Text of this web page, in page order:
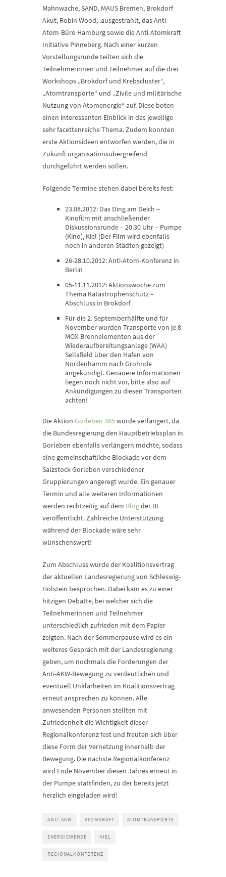
Mahnwache, SAND, MAUS Bremen, Brokdorf
Akut, Robin Wood, .ausgestrahlt, das Anti-
Atom-Büro Hamburg sowie die Anti-Atomkraft
Initiative Pinneberg. Nach einer kurzen
Vorstellungsrunde teilten sich die
Teilnehmerinnen und Teilnehmer auf die drei
Workshops „Brokdorf und Krebscluster“,
„Atomtransporte“ und „Zivile und militärische
Nutzung von Atomenergie“ auf. Diese boten
einen interessanten Einblick in das jeweilige
sehr facettenreiche Thema. Zudem konnten
erste Aktionsideen entworfen werden, die in
Zukunft organisationsübergreifend
durchgeführt werden sollen.
Folgende Termine stehen dabei bereits fest:
23.08.2012: Das Ding am Deich –
Kinofilm mit anschließender
Diskussionsrunde – 20:30 Uhr – Pumpe
(Kino), Kiel (Der Film wird ebenfalls
noch in anderen Städten gezeigt)
26-28.10.2012: Anti-Atom-Konferenz in
Berlin
05-11.11.2012: Aktionswoche zum
Thema Katastrophenschutz –
Abschluss in Brokdorf
Für die 2. Septemberhälfte und für
November wurden Transporte von je 8
MOX-Brennelementen aus der
Wiederaufbereitungsanlage (WAA)
Sellafield über den Hafen von
Nordenhamm nach Grohnde
angekündigt. Genauere Informationen
liegen noch nicht vor, bitte also auf
Ankündigungen zu diesen Transporten
achten!
Die Aktion Gorleben 365wurde verlängert, da
die Bundesregierung den Hauptbetriebsplan in
Gorleben ebenfalls verlängern möchte, sodass
eine gemeinschaftliche Blockade vor dem
Salzstock Gorleben verschiedener
Gruppierungen angeregt wurde. Ein genauer
Termin und alle weiteren Informationen
werden rechtzeitig auf dem Blogder BI
veröffentlicht. Zahlreiche Unterstützung
während der Blockade wäre sehr
wünschenswert!
Zum Abschluss wurde der Koalitionsvertrag
der aktuellen Landesregierung von Schleswig-
Holstein besprochen. Dabei kam es zu einer
hitzigen Debatte, bei welcher sich die
Teilnehmerinnen und Teilnehmer
unterschiedlich zufrieden mit dem Papier
zeigten. Nach der Sommerpause wird es ein
weiteres Gespräch mit der Landesregierung
geben, um nochmals die Forderungen der
Anti-AKW-Bewegung zu verdeutlichen und
eventuell Unklarheiten im Koalitionsvertrag
erneut ansprechen zu können. Alle
anwesenden Personen stellten mit
Zufriedenheit die Wichtigkeit dieser
Regionalkonferenz fest und freuten sich über
diese Form der Vernetzung innerhalb der
Bewegung. Die nächste Regionalkonferenz
wird Ende November diesen Jahres erneut in
der Pumpe stattfinden, zu der bereits jetzt
herzlich eingeladen wird!
ANTI-AKW ATOMKRAFT ATOMTRANSPORTE
ENERGIEWENDE KIEL
REGIONALKONFERENZ